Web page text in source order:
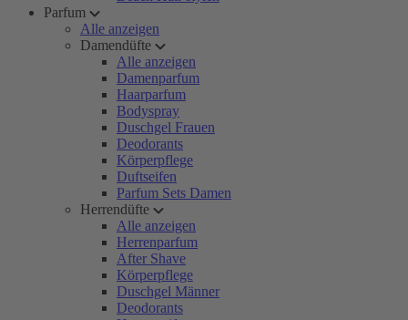
Parfum
Alle anzeigen
Damendüfte
Alle anzeigen
Damenparfum
Haarparfum
Bodyspray
Duschgel Frauen
Deodorants
Körperpflege
Duftseifen
Parfum Sets Damen
Herrendüfte
Alle anzeigen
Herrenparfum
After Shave
Körperpflege
Duschgel Männer
Deodorants